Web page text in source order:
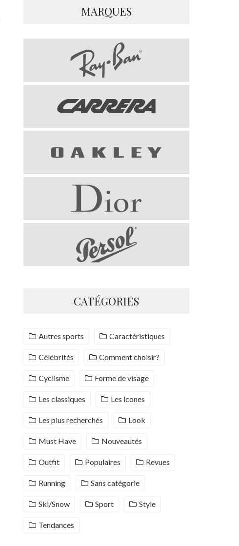
MARQUES
CATÉGORIES
Autres sports Caractéristiques
Célébrités Comment choisir?
Cyclisme Forme de visage
Les classiques Les icones
Les plus recherchés Look
Must Have Nouveautés
Outfit Populaires Revues
Running Sans catégorie
Ski/Snow Sport Style
Tendances